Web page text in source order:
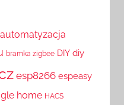
automatyzacja
bramka zigbee DIY diy
esp8266 espeasy
home HACS